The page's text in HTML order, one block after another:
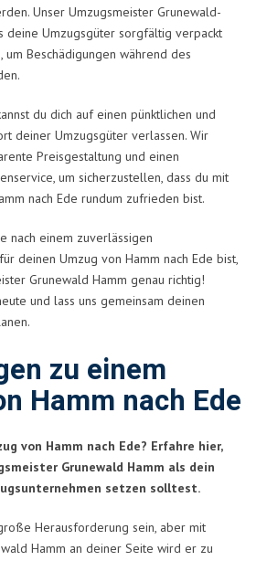
Unser Umzugsmeister Grunewald-
deine Umzugsgüter sorgfältig verpackt
um Beschädigungen während des
du dich auf einen pünktlichen und
deiner Umzugsgüter verlassen. Wir
Preisgestaltung und einen
um sicherzustellen, dass du mit
nach Ede rundum zufrieden bist.
nach einem zuverlässigen
deinen Umzug von Hamm nach Ede bist,
Grunewald Hamm genau richtig!
und lass uns gemeinsam deinen
zu einem
Hamm nach Ede
von Hamm nach Ede? Erfahre hier,
Grunewald Hamm als dein
setzen solltest.
Herausforderung sein, aber mit
Hamm an deiner Seite wird er zu